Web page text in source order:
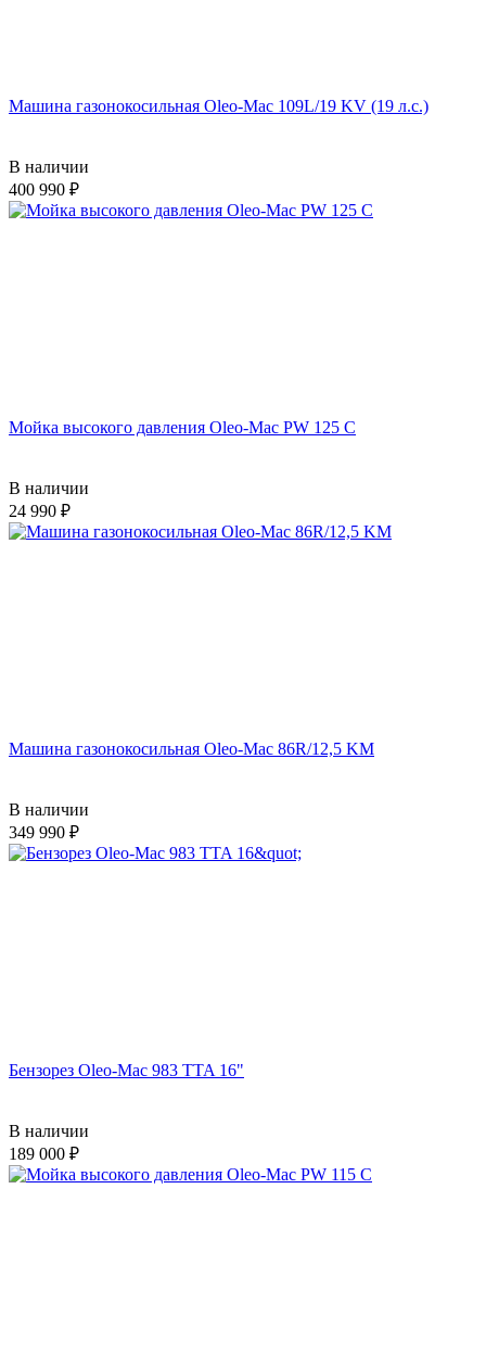
Машина газонокосильная Oleo-Mac 109L/19 KV (19 л.с.)
В наличии
400 990
Мойка высокого давления Oleo-Mac PW 125 C
В наличии
24 990
Машина газонокосильная Oleo-Mac 86R/12,5 KM
В наличии
349 990
Бензорез Oleo-Mac 983 TTA 16"
В наличии
189 000